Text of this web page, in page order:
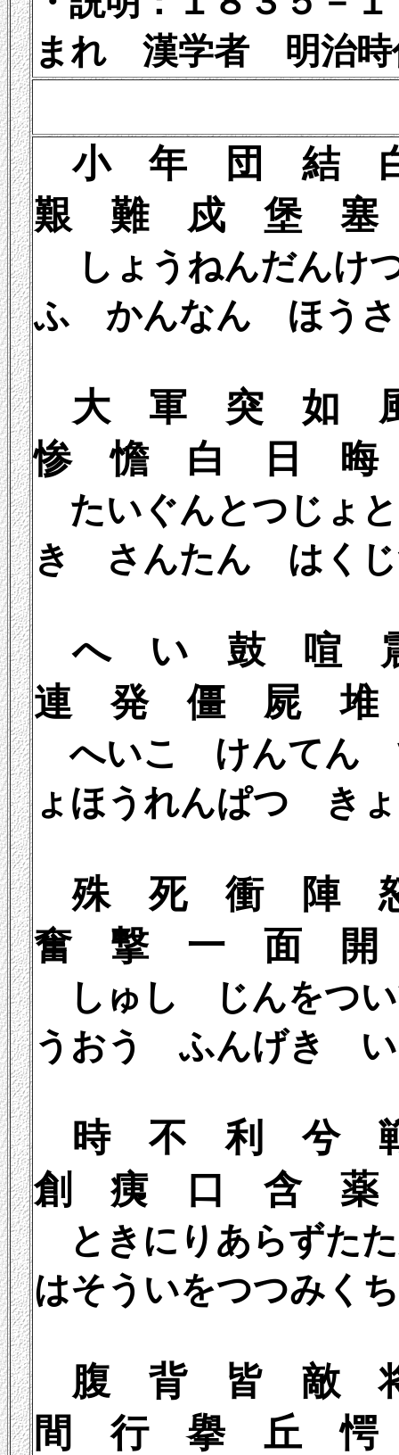
まれ 漢学者 明治時
小 年 団
艱 難 戍 堡 塞
しょうねんだ
ふ かんなん ほうさ
大 軍 突
惨 憺 白 日 晦
たいぐんとつじ
き さんたん はく
へ い 鼓
連 発 僵 屍 堆
へいこ けんてん
ょほうれんぱつ き
殊 死 衝
奮 撃 一 面 開
しゅし じんを
うおう ふんげき い
時 不 利 兮
創 痍 口 含 薬
ときにりあらずた
はそういをつつみく
腹 背 皆 敵
間 行 擧 丘 愕